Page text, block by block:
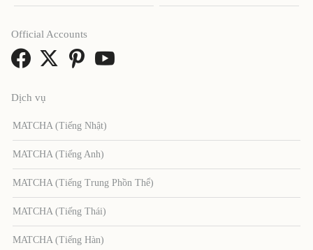
Dịch vụ
MATCHA (Tiếng Nhật)
MATCHA (Tiếng Anh)
MATCHA (Tiếng Trung Phồn Thể)
MATCHA (Tiếng Thái)
MATCHA (Tiếng Hàn)
Official Accounts